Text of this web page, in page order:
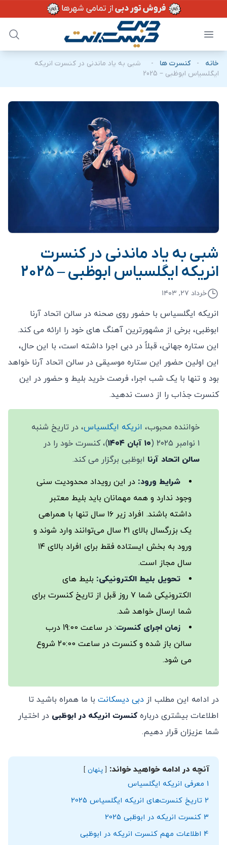
خانه - کنسرت ها -
شبی به یاد ماندنی در کنسرت انریکه
ایگلسیاس ابوظبی – 2025
شبی به یاد ماندنی در کنسرت
انریکه ایگلسیاس ابوظبی – 2025
خرداد ۲۷, ۱۴۰۳
انریکه ایگلسیاس با حضور روی صحنه در سالن اتحاد آرنا
ابوظبی، برخی از مشهورترین آهنگ های خود را ارائه می کند.
این ستاره جهانی، قبلاً در دبی اجرا داشته است، با این حال،
این اولین حضور این ستاره موسیقی در سالن اتحاد آرنا خواهد
بود و تنها با یک شب اجرا، فرصت خرید بلیط و حضور در این
کنسرت جذاب را از دست ندهید.
خواننده محبوب، انریکه ایگلسیاس، در تاریخ شنبه
۱ نوامبر ۲۰۲۵ (
۱۰ آبان ۱۴۰۴
)، کنسرت خود را در
سالن اتحاد آرنا ابوظبی برگزار می کند.
شرایط ورود: در این رویداد محدودیت سنی
وجود ندارد و همه مهمانان باید بلیط معتبر
داشته باشند. افراد زیر ۱۶ سال تنها با همراهی
یک بزرگسال بالای ۲۱ سال می‌توانند وارد شوند و
ورود به بخش ایستاده فقط برای افراد بالای ۱۴
سال مجاز است.
تحویل بلیط الکترونیکی: بلیط های
الکترونیکی شما ۷ روز قبل از تاریخ کنسرت برای
شما ارسال خواهد شد.
زمان اجرای کنسرت
: در ساعت 19:00 درب
سالن باز شده و کنسرت در ساعت 20:00 شروع
می شود.
در ادامه این مطلب از دبی دیسکانت با ما همراه باشید تا
اطلاعات بیشتری دربارهکنسرت انریکه در ابوظبی در اختیار
شما عزیزان قرار دهیم.
آنچه در ادامه خواهید خواند: پنهان
1 معرفی انریکه ایگلسیاس
2 تاریخ کنسرت‌های انریکه ایگلسیاس 2025
3 کنسرت انریکه در ابوظبی 2025
4 اطلاعات مهم کنسرت انریکه در ابوظبی